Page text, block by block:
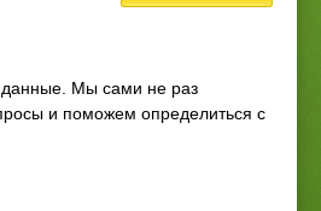
данные. Мы сами не раз
и поможем определиться с